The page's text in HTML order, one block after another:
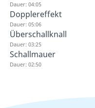
Dauer: 04:05
Dopplereffekt
Dauer: 05:06
Überschallknall
Dauer: 03:25
Schallmauer
Dauer: 02:50